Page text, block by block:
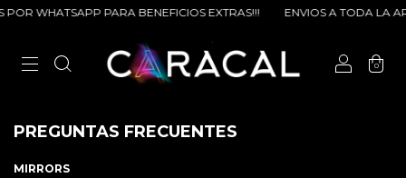
WHATSAPP PARA BENEFICIOS EXTRAS!!! ENVIOS A TODA LA
0
PREGUNTAS FRECUENTES
MIRRORS